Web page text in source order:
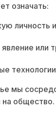
означать:
личность
явление или
мы
на общество.